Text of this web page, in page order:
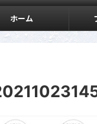
ホーム